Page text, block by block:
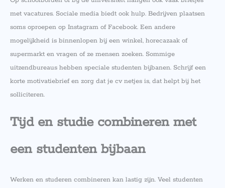
met vacatures. Sociale media biedt ook hulp. Bedrijven plaatsen
soms oproepen op Instagram of Facebook. Een andere
mogelijkheid is binnenlopen bij een winkel, horecazaak of
supermarkt en vragen of ze mensen zoeken. Sommige
uitzendbureaus hebben speciale studenten bijbanen. Schrijf een
korte motivatiebrief en zorg dat je cv netjes is, dat helpt bij het
solliciteren.
Tijd en studie combineren met
een studenten bijbaan
Werken en studeren combineren kan lastig zijn. Veel studenten